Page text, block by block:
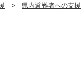
> 県内避難者への支援